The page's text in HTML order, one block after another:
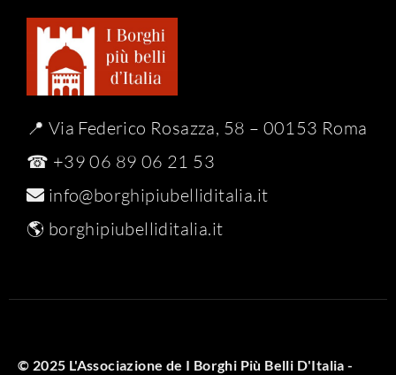
📍 Via Federico Rosazza, 58 – 00153 Roma
☎ +39 06 89 06 21 53
info@borghipiubelliditalia.it
🌎 borghipiubelliditalia.it
© 2025 L'Associazione de I Borghi Più Belli D'Italia -